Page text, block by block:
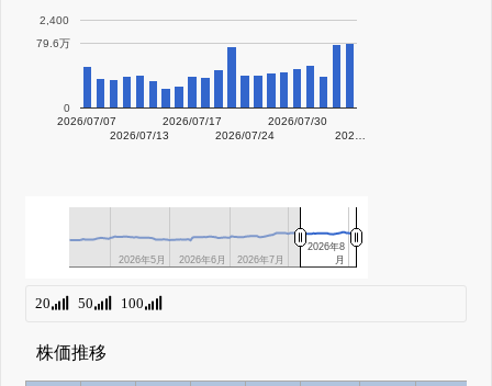
2,400
2026/07/07
2026/07/13
2026/07/17
2026/07/24
2026/07/30
202…
0
79.6万
2026年5月
2026年5月 2026年6月
2026年6月 2026年7月
2026年7月 月月
2026年8
2026年8
20 50 100
株価推移